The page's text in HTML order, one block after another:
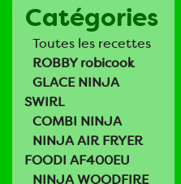
Catégories
Toutes les recettes
ROBBY robicook
GLACE NINJA
SWIRL
COMBI NINJA
NINJA AIR FRYER
FOODI AF400EU
NINJA WOODFIRE